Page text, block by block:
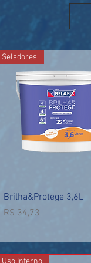
Visualização rápida
Seladores
Brilha&Protege 3,6L
Preço
R$ 34,73